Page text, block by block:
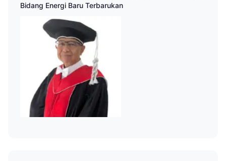
Bidang Energi Baru Terbarukan